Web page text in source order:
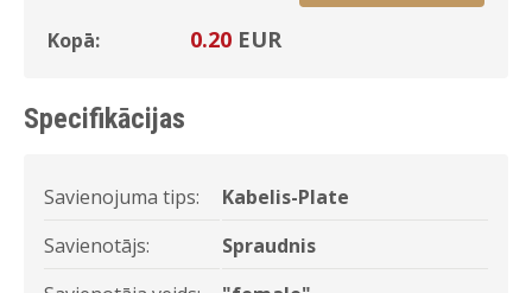
Kopā: 0.20 EUR
Specifikācijas
Savienojuma tips:
Kabelis-Plate
Savienotājs:
Spraudnis